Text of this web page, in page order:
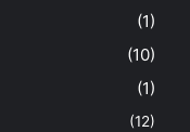
(1)
(10)
(1)
(12)